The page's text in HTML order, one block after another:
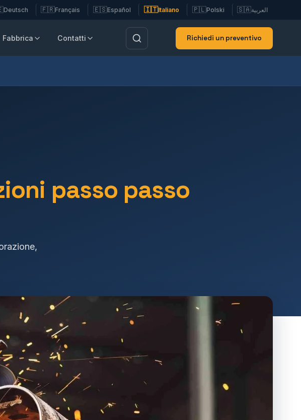
Deutsch 🇫🇷Français 🇪🇸Español 🇮🇹Italiano 🇵🇱Polski 🇸🇦العربية
Fabbrica Contatti Richiedi un preventivo
passo passo